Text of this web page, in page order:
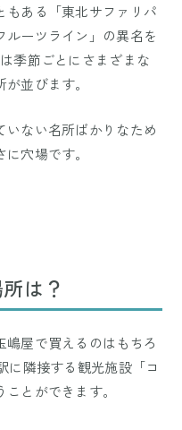
もある「東北サファリパ
ーツライン」の異名を
季節ごとにさまざまな
並びます。
いない名所ばかりなため
穴場です。
は？
嶋屋で買えるのはもちろ
に隣接する観光施設「コ
とができます。